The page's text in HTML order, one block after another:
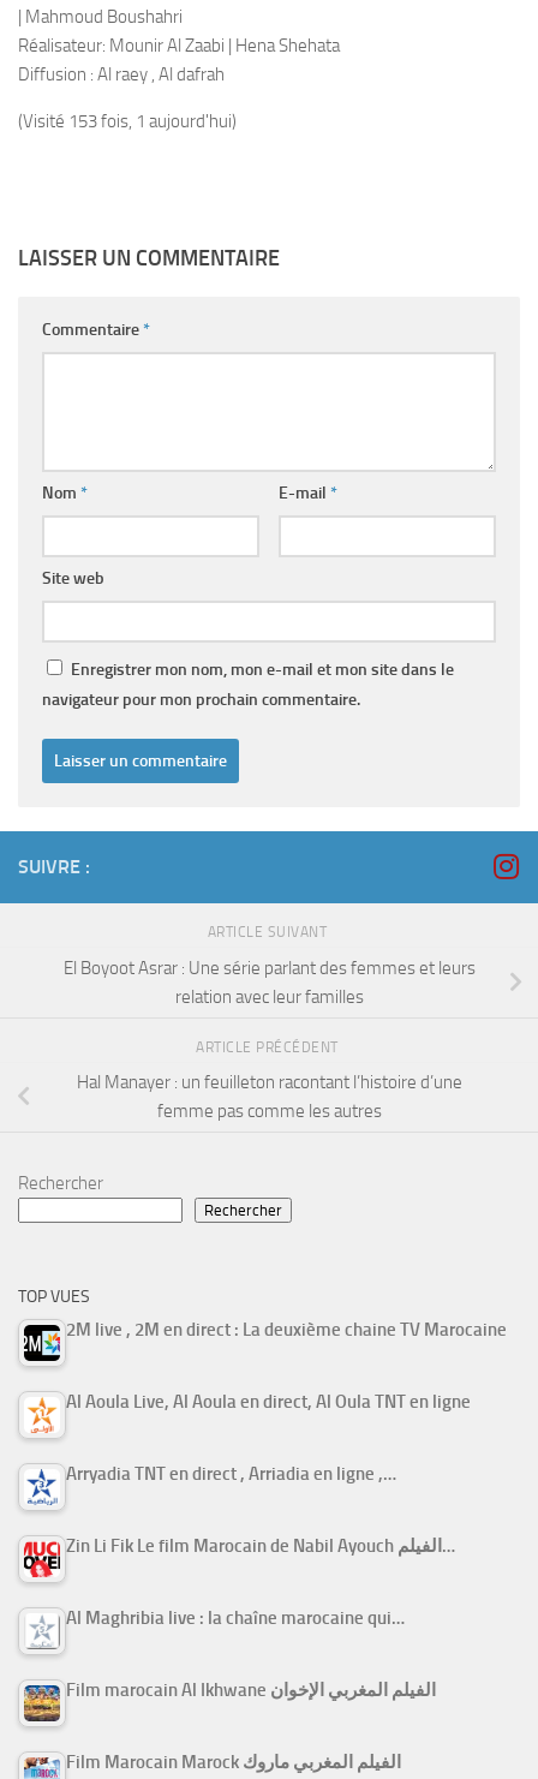
| Mahmoud Boushahri
Réalisateur: Mounir Al Zaabi | Hena Shehata
Diffusion : Al raey , Al dafrah
(Visité 153 fois, 1 aujourd'hui)
LAISSER UN COMMENTAIRE
Commentaire*
Nom * E-mail *
Site web
Enregistrer mon nom, mon e-mail et mon site dans le
navigateur pour mon prochain commentaire.
SUIVRE :
ARTICLE SUIVANT
El Boyoot Asrar : Une série parlant des femmes et leurs
relation avec leur familles
ARTICLE PRÉCÉDENT
Hal Manayer : un feuilleton racontant l’histoire d’une
femme pas comme les autres
Rechercher
Rechercher
TOP VUES
2M live , 2M en direct : La deuxième chaine TV Marocaine
Al Aoula Live, Al Aoula en direct, Al Oula TNT en ligne
Arryadia TNT en direct , Arriadia en ligne ,…
Zin Li Fik Le film Marocain de Nabil Ayouch الفيلم…
Al Maghribia live : la chaîne marocaine qui…
Film marocain Al Ikhwane الفيلم المغربي الإخوان
Film Marocain Marock الفيلم المغربي ماروك